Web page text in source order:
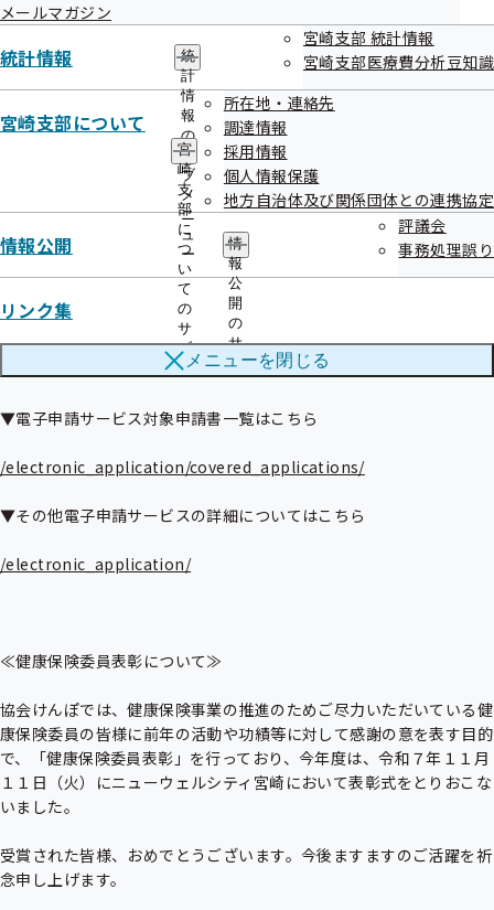
メールマガジン
統計情報
統
計
情
報
の
サ
ブ
メ
ニ
ュ
ー
宮崎支部 統計情報
宮崎支部医療費分析豆知識
宮崎支部について
宮
崎
支
部
に
つ
い
て
の
サ
ブ
メ
ュ
ー
所在地・連絡先
調達情報
採用情報
個人情報保護
地方自治体及び関係団体との連携協定
情報公開
情
報
公
開
の
サ
ブ
メ
ュ
評議会
事務処理誤り
リンク集
メニューを閉じる
≪「電子申請サービス」の開始について≫
この度、協会けんぽでは、「紙」の申請書によって行われている各種
手続きについて、ご自宅や職場のパソコン、スマートフォンを利用し
て申請することができる「電子申請サービス」を令和８年１月13日
より開始します。「郵送すること」の手間・時間・費用をかけずに、
オンラインで各種申請手続きが可能となりますので、ぜひ「電子申請
サービス」をご利用ください！
▼電子申請サービス対象申請書一覧はこちら
/electronic_application/covered_applications/
▼その他電子申請サービスの詳細についてはこちら
/electronic_application/
≪健康保険委員表彰について≫
協会けんぽでは、健康保険事業の推進のためご尽力いただいている健
康保険委員の皆様に前年の活動や功績等に対して感謝の意を表す目的
で、「健康保険委員表彰」を行っており、今年度は、令和７年１１月
１１日（火）にニューウェルシティ宮崎において表彰式をとりおこな
いました。
受賞された皆様、おめでとうございます。今後ますますのご活躍を祈
念申し上げます。